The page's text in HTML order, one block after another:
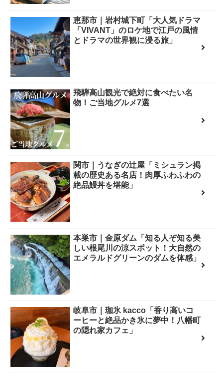
恵那市｜岩村城下町「大人気ドラマ
「VIVANT」のロケ地で江戸の風情
とドラマの世界観に浸る旅」
飛騨高山観光で絶対に食べたい名
物！ご当地グルメ7選
関市｜うなぎの辻屋「ミシュラン掲
載の歴史ある名店！肉厚ふわふわの
絶品鰻丼を堪能」
本巣市｜金原ダム「知る人ぞ知る美
しい根尾川の涼スポット！大自然の
エメラルドグリーンのダムを体感」
岐阜市｜珈氷 kacco「香り高いコ
ーヒーと絶品かき氷に夢中！八幡町
の隠れ家カフェ」